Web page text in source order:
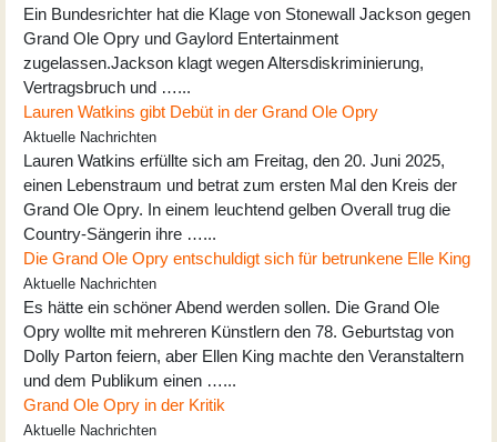
Ein Bundesrichter hat die Klage von Stonewall Jackson gegen
Grand Ole Opry und Gaylord Entertainment
zugelassen.Jackson klagt wegen Altersdiskriminierung,
Vertragsbruch und …...
Lauren Watkins gibt Debüt in der Grand Ole Opry
Aktuelle Nachrichten
Lauren Watkins erfüllte sich am Freitag, den 20. Juni 2025,
einen Lebenstraum und betrat zum ersten Mal den Kreis der
Grand Ole Opry. In einem leuchtend gelben Overall trug die
Country-Sängerin ihre …...
Die Grand Ole Opry entschuldigt sich für betrunkene Elle King
Aktuelle Nachrichten
Es hätte ein schöner Abend werden sollen. Die Grand Ole
Opry wollte mit mehreren Künstlern den 78. Geburtstag von
Dolly Parton feiern, aber Ellen King machte den Veranstaltern
und dem Publikum einen …...
Grand Ole Opry in der Kritik
Aktuelle Nachrichten